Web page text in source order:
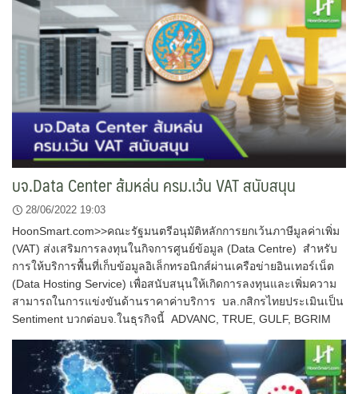
บจ.Data Center ส้มหล่น ครม.เว้น VAT สนับสนุน
28/06/2022 19:03
HoonSmart.com>>คณะรัฐมนตรีอนุมัติหลักการยกเว้นภาษีมูลค่าเพิ่ม
(VAT) ส่งเสริมการลงทุนในกิจการศูนย์ข้อมูล (Data Centre) สำหรับ
การให้บริการพื้นที่เก็บข้อมูลอิเล็กทรอนิกส์ผ่านเครือข่ายอินเทอร์เน็ต
(Data Hosting Service) เพื่อสนับสนุนให้เกิดการลงทุนและเพิ่มความ
สามารถในการแข่งขันด้านราคาค่าบริการ บล.กสิกรไทยประเมินเป็น
Sentiment บวกต่อบจ.ในธุรกิจนี้ ADVANC, TRUE, GULF, BGRIM